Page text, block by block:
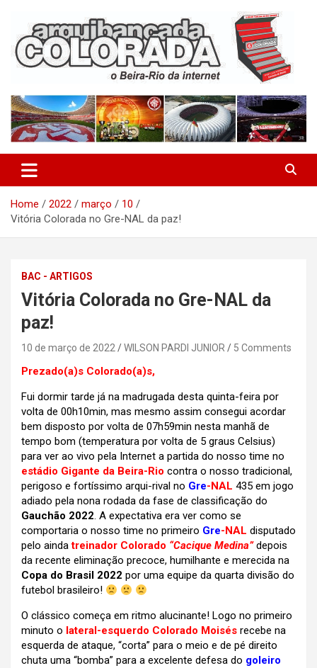
content
Arquibancada Colorada
Home 2022 março
10
Vitória Colorada no Gre-NAL da paz!
BAC - ARTIGOS
Vitória Colorada no Gre-NAL da
paz!
10 de março de 2022 WILSON PARDI JUNIOR 5 Comments
Prezado(a)s Colorado(a)s,
Fui dormir tarde já na madrugada desta quinta-feira por
volta de 00h10min, mas mesmo assim consegui acordar
bem disposto por volta de 07h59min nesta manhã de
tempo bom (temperatura por volta de 5 graus Celsius)
para ver ao vivo pela Internet a partida do nosso time no
estádio Gigante da Beira-Rio contra o nosso tradicional,
perigoso e fortíssimo arqui-rival no Gre-NAL 435 em jogo
adiado pela nona rodada da fase de classificação do
Gauchão 2022. A expectativa era ver como se
comportaria o nosso time no primeiro Gre-NAL disputado
pelo aindatreinador Colorado “Cacique Medina”depois
da recente eliminação precoce, humilhante e merecida na
Copa do Brasil 2022 por uma equipe da quarta divisão do
futebol brasileiro!
O clássico começa em ritmo alucinante! Logo no primeiro
minuto o lateral-esquerdo Colorado Moisés recebe na
esquerda de ataque, “corta” para o meio e de pé direito
chuta uma “bomba” para a excelente defesa do goleiro